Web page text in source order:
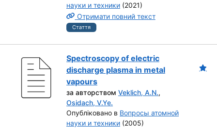
науки и техники (2021)
Отримати повний текст
Стаття
Spectroscopy of electric
discharge plasma in metal
vapours
за авторством Veklich, A.N.,
Osidach, V.Ye.
Опубліковано в Вопросы атомной
науки и техники (2005)